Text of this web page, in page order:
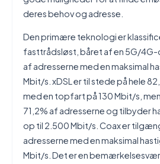
deres behov og adresse.
Den primære teknologi er
fasttrådsløst, båret af en 5G/
af adresserne med en maksimal
Mbit/s. xDSL er til stede på hele
med en topfart på 130 Mbit/s,
71,2% af adresserne og tilbyder
op til 2.500 Mbit/s. Coax er
adresserne med en maksimal
Mbit/s. Det er en